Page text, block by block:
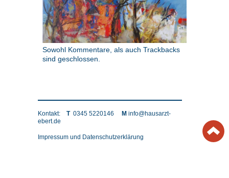
Sowohl Kommentare, als auch Trackbacks
sind geschlossen.
Kontakt: T 0345 5220146 M info@hausarzt-
ebert.de
Impressum und Datenschutzerklärung